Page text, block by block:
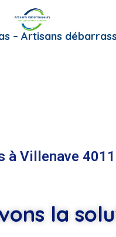
– Artisans
à Villenave
la